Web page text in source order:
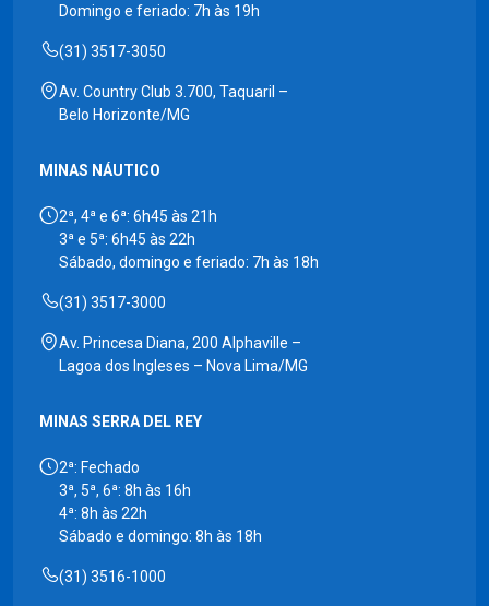
Domingo e feriado: 7h às 19h
(31) 3517-3050
Av. Country Club 3.700, Taquaril –
Belo Horizonte/MG
MINAS NÁUTICO
2ª, 4ª e 6ª: 6h45 às 21h
3ª e 5ª: 6h45 às 22h
Sábado, domingo e feriado: 7h às 18h
(31) 3517-3000
Av. Princesa Diana, 200 Alphaville –
Lagoa dos Ingleses – Nova Lima/MG
MINAS SERRA DEL REY
2ª: Fechado
3ª, 5ª, 6ª: 8h às 16h
4ª: 8h às 22h
Sábado e domingo: 8h às 18h
(31) 3516-1000